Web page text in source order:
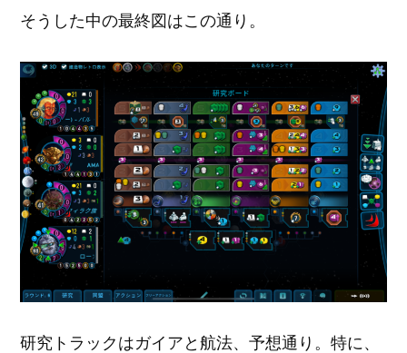
そうした中の最終図はこの通り。
研究トラックはガイアと航法、予想通り。特に、